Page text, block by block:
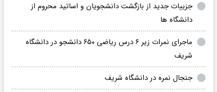
جزییات جدید از بازگشت دانشجویان و اساتید محروم از
دانشگاه ها
ماجرای نمرات زیر ۶ درس ریاضی ۶۵۰ دانشجو در دانشگاه
شریف
جنجال نمره در دانشگاه شریف